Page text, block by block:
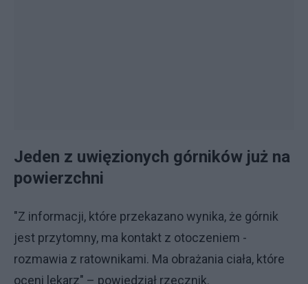
Jeden z uwięzionych górników już na
powierzchni
"Z informacji, które przekazano wynika, że górnik
jest przytomny, ma kontakt z otoczeniem -
rozmawia z ratownikami. Ma obrażania ciała, które
oceni lekarz" – powiedział rzecznik.